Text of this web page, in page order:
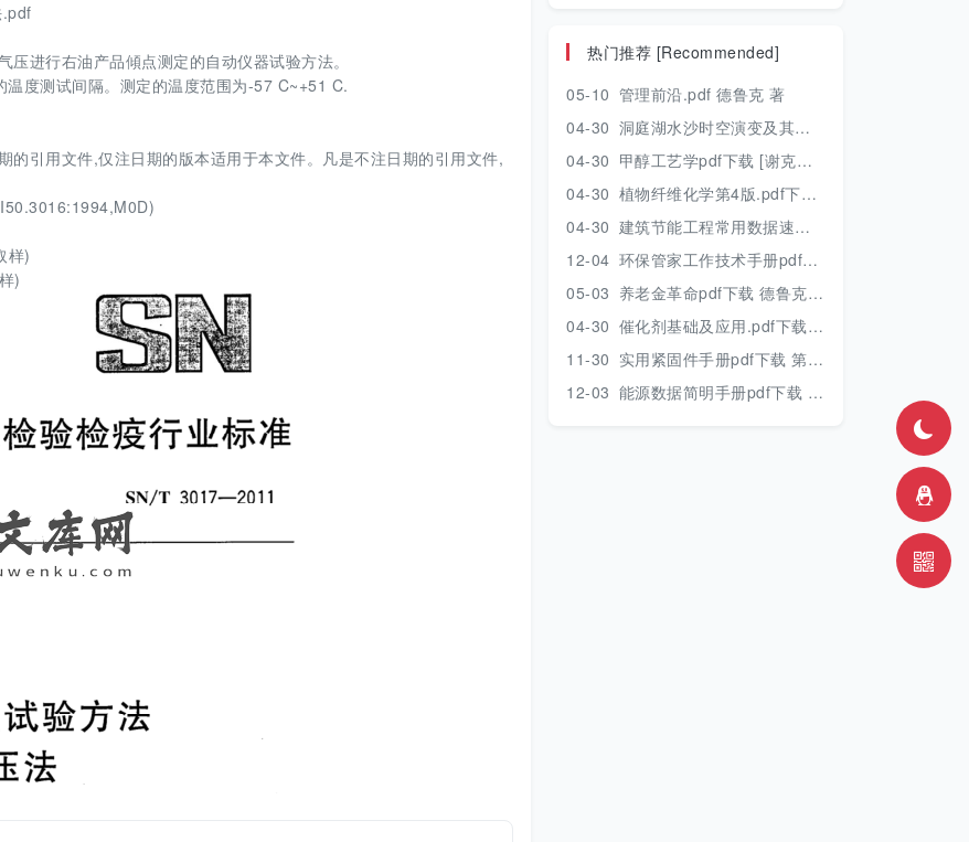
进行右油产品傾点测定的自动仪器试验方法。
度测试间隔。测定的温度范围为-57 C~+51 C.
的引用文件,仅注日期的版本适用于本文件。凡是不注日期的引用文件,
样)
)
热门推荐 [Recommended]
05-10 管理前沿.pdf 德鲁克 著
04-30 洞庭湖水沙时空演变及其对水资源安全的影响研究.pdf 胡光伟 著 2017年版
04-30 甲醇工艺学pdf下载 [谢克昌 房鼎业主编] 2010年版
04-30 植物纤维化学第4版.pdf下载 [裴继诚主编] 2012年版
04-30 建筑节能工程常用数据速查手册.pdf下载 [陈慢勤著] 2010年版
12-04 环保管家工作技术手册pdf下载 2019年版
05-03 养老金革命pdf下载 德鲁克 著
04-30 催化剂基础及应用.pdf下载 [季生福 张谦温 赵彬侠编] 2011年版
11-30 实用紧固件手册pdf下载 第三版 2018年版
12-03 能源数据简明手册pdf下载 2017版